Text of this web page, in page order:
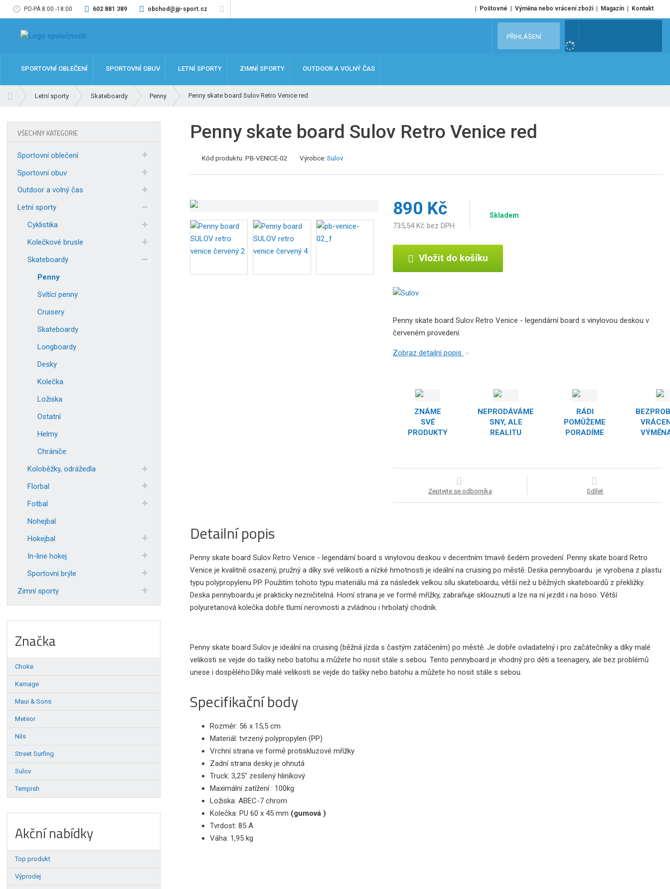
PO-PÁ 8:00 -18:00 602 881 389 obchod@jp-sport.cz Poštovné Výměna nebo vrácení zboží Magazín Kontakt
e
PŘIHLÁŠENÍ
SPORTOVNÍ OBLEČENÍ SPORTOVNÍ OBUV LETNÍ SPORTY ZIMNÍ SPORTY OUTDOOR A VOLNÝ ČAS
Letní sporty Skateboardy Penny Penny skate board Sulov Retro Venice red
Penny skate board Sulov Retro Venice red
Kód produktu: PB-VENICE-02
K
o
e
Výrobce: Sulov
890 Kč
735,54 Kč bez DPH
Skladem
Vložit do košíku
Penny skate board Sulov Retro Venice - legendární board s vinylovou deskou v
červeném provedení.
Zobraz detailní popis
ZNÁME
SVÉ
PRODUKTY
NEPRODÁVÁME
SNY, ALE
REALITU
RÁDI
POMŮŽEME
PORADÍME
Zeptejte se odborníka Sdílet
Detailní popis
Penny skate board Sulov Retro Venice - legendární board s vinylovou deskou v decentním tmavě šedém provedení. Penny skate board Retro
Venice je kvalitně osazený, pružný a díky své velikosti a nízké hmotnosti je ideální na cruising po městě. Deska pennyboardu je vyrobena z plastu
typu polypropylenu PP. Použitím tohoto typu materiálu má za následek velkou sílu skateboardu, větší než u běžných skateboardů z překližky.
Deska pennyboardu je prakticky nezničitelná. Horní strana je ve formě mřížky, zabraňuje sklouznutí a lze na ní jezdit i na boso. Větší
polyuretanová kolečka dobře tlumí nerovnosti a zvládnou i hrbolatý chodník.
Penny skate board Sulov je ideální na cruising (běžná jízda s častým zatáčením) po městě. Je dobře ovladatelný i pro začátečníky a díky malé
velikosti se vejde do tašky nebo batohu a můžete ho nosit stále s sebou. Tento pennyboard je vhodný pro děti a teenagery, ale bez problémů
unese i dospělého.Díky malé velikosti se vejde do tašky nebo batohu a můžete ho nosit stále s sebou.
Specifikační body
Rozměr: 56 x 15,5 cm
Materiál: tvrzený polypropylen (PP)
Vrchní strana ve formě protiskluzové mřížky
Zadní strana desky je ohnutá
Truck: 3,25" zesílený hliníkový
Maximální zatížení : 100kg
Ložiska: ABEC-7 chrom
Kolečka: PU 60 x 45 mm (gumová )
Tvrdost: 85 A
Váha: 1,95 kg
VŠECHNY KATEGORIE
Sportovní oblečení
Sportovní obuv
Outdoor a volný čas
Letní sporty
Cyklistika
Kolečkové brusle
Skateboardy
Penny
Svítící penny
Cruisery
Skateboardy
Longboardy
Desky
Kolečka
Ložiska
Ostatní
Helmy
Chrániče
Koloběžky, odrážedla
Florbal
Fotbal
Nohejbal
Hokejbal
In-line hokej
Sportovní brýle
Zimní sporty
Značka
Choke
Karnage
Maui & Sons
Meteor
Nils
Street Surfing
Sulov
Tempish
Akční nabídky
Top produkt
Výprodej